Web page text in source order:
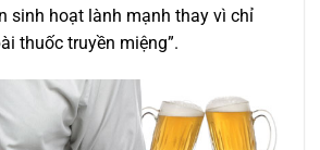
sinh hoạt lành mạnh thay vì chỉ
thuốc truyền miệng”.